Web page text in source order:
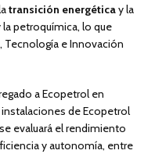
transición energéticay la
petroquímica, lo que
Tecnología e Innovación
a Ecopetrol en
de Ecopetrol
evaluará el rendimiento
y autonomía, entre